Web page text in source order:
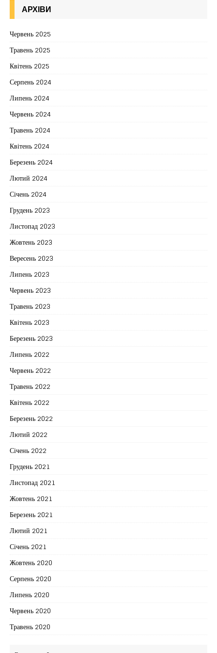
АРХІВИ
Червень 2025
Травень 2025
Квітень 2025
Серпень 2024
Липень 2024
Червень 2024
Травень 2024
Квітень 2024
Березень 2024
Лютий 2024
Січень 2024
Грудень 2023
Листопад 2023
Жовтень 2023
Вересень 2023
Липень 2023
Червень 2023
Травень 2023
Квітень 2023
Березень 2023
Липень 2022
Червень 2022
Травень 2022
Квітень 2022
Березень 2022
Лютий 2022
Січень 2022
Грудень 2021
Листопад 2021
Жовтень 2021
Березень 2021
Лютий 2021
Січень 2021
Жовтень 2020
Серпень 2020
Липень 2020
Червень 2020
Травень 2020